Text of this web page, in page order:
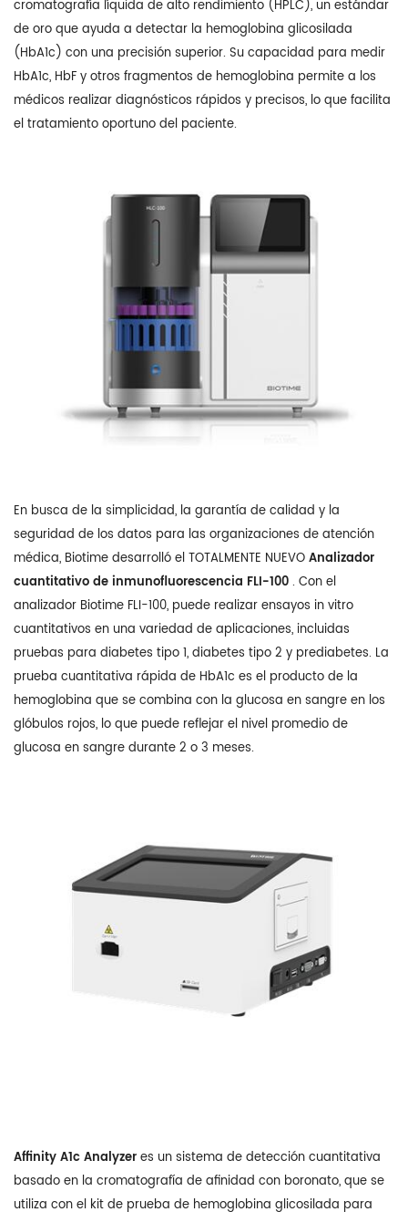
cromatografía líquida de alto rendimiento (HPLC), un estándar
de oro que ayuda a detectar la hemoglobina glicosilada
(HbA1c) con una precisión superior. Su capacidad para medir
HbA1c, HbF y otros fragmentos de hemoglobina permite a los
médicos realizar diagnósticos rápidos y precisos, lo que facilita
el tratamiento oportuno del paciente.
En busca de la simplicidad, la garantía de calidad y la
seguridad de los datos para las organizaciones de atención
médica, Biotime desarrolló el TOTALMENTE NUEVOAnalizador
cuantitativo de inmunofluorescencia FLI-100. Con el
analizador Biotime FLI-100, puede realizar ensayos in vitro
cuantitativos en una variedad de aplicaciones, incluidas
pruebas para diabetes tipo 1, diabetes tipo 2 y prediabetes. La
prueba cuantitativa rápida de HbA1c es el producto de la
hemoglobina que se combina con la glucosa en sangre en los
glóbulos rojos, lo que puede reflejar el nivel promedio de
glucosa en sangre durante 2 o 3 meses.
Affinity A1c Analyzeres un sistema de detección cuantitativa
basado en la cromatografía de afinidad con boronato, que se
utiliza con el kit de prueba de hemoglobina glicosilada para